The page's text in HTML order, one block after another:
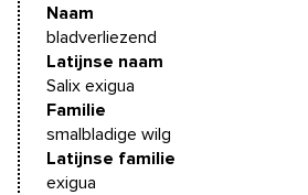
Naam
bladverliezend
Latijnse naam
Salix exigua
Familie
smalbladige wilg
Latijnse familie
exigua